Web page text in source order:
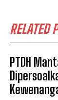
RELATED
PTDH